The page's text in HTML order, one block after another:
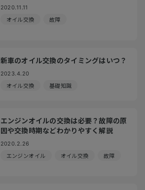
2020.11.11
オイル交換 故障
新車のオイル交換のタイミングはいつ？
2023.4.20
オイル交換 基礎知識
エンジンオイルの交換は必要？故障の原
因や交換時期などわかりやすく解説
2020.2.26
エンジンオイル オイル交換 故障